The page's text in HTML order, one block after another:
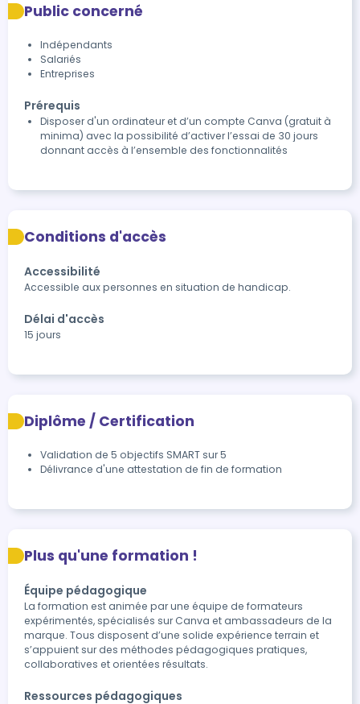
Public concerné
Indépendants
Salariés
Entreprises
Prérequis
Disposer d'un ordinateur et d’un compte Canva (gratuit à
minima) avec la possibilité d’activer l’essai de 30 jours
donnant accès à l’ensemble des fonctionnalités
Conditions d'accès
Accessibilité
Accessible aux personnes en situation de handicap.
Délai d'accès
15 jours
Diplôme / Certification
Validation de 5 objectifs SMART sur 5
Délivrance d'une attestation de fin de formation
Plus qu'une formation !
Équipe pédagogique
La formation est animée par une équipe de formateurs
expérimentés, spécialisés sur Canva et ambassadeurs de la
marque. Tous disposent d’une solide expérience terrain et
s’appuient sur des méthodes pédagogiques pratiques,
collaboratives et orientées résultats.
Ressources pédagogiques